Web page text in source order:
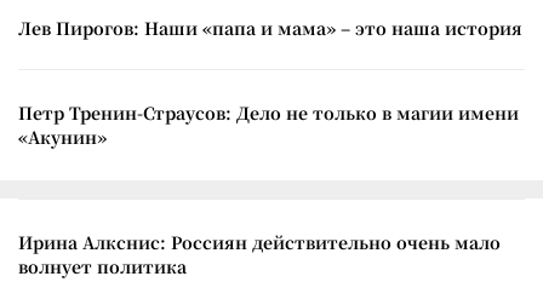
Лев Пирогов: Наши «папа и мама» – это наша история
Петр Тренин-Страусов: Дело не только в магии имени
«Акунин»
Ирина Алкснис: Россиян действительно очень мало
волнует политика